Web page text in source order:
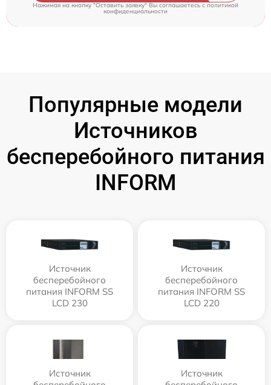
Нажимая на кнопку "Оставить заявку" Вы соглашаетесь cполитикой
конфиденциальности
Популярные модели
Источников
бесперебойного питания
INFORM
Источник
бесперебойного
питания INFORM SS
LCD 230
Источник
бесперебойного
питания INFORM SS
LCD 220
Источник
Источник